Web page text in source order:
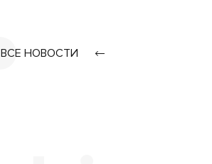
ВСЕ НОВОСТИ